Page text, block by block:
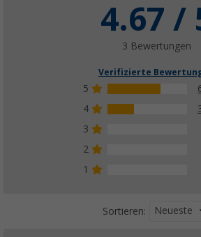
4.67 /
3 Bewertungen
Verifizierte
5
4
3
2
1
Sortieren: Neueste